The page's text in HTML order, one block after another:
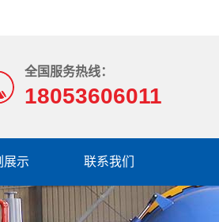
全国服务热线：
18053606011
展示 联系我们